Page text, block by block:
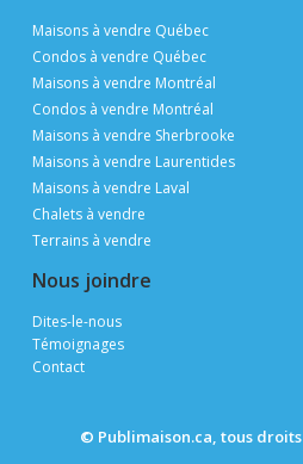
Maisons à vendre Québec
Condos à vendre Québec
Maisons à vendre Montréal
Condos à vendre Montréal
Maisons à vendre Sherbrooke
Maisons à vendre Laurentides
Maisons à vendre Laval
Chalets à vendre
Terrains à vendre
Nous joindre
Dites-le-nous
Témoignages
Contact
© Publimaison.ca, tous droits